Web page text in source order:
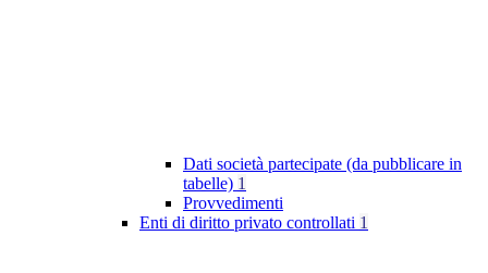
Dati società partecipate (da pubblicare in
tabelle) 1
Provvedimenti
Enti di diritto privato controllati 1